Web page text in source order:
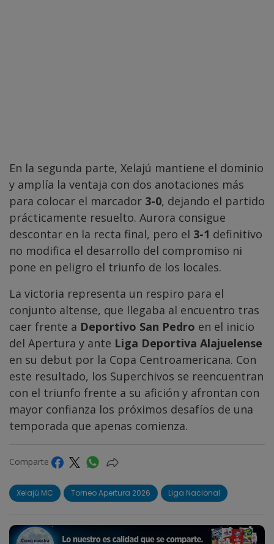
En la segunda parte, Xelajú mantiene el dominio
y amplía la ventaja con dos anotaciones más
para colocar el marcador 3-0, dejando el partido
prácticamente resuelto. Aurora consigue
descontar en la recta final, pero el 3-1 definitivo
no modifica el desarrollo del compromiso ni
pone en peligro el triunfo de los locales.
La victoria representa un respiro para el
conjunto altense, que llegaba al encuentro tras
caer frente a Deportivo San Pedro en el inicio
del Apertura y ante Liga Deportiva Alajuelense
en su debut por la Copa Centroamericana. Con
este resultado, los Superchivos se reencuentran
con el triunfo frente a su afición y afrontan con
mayor confianza los próximos desafíos de una
temporada que apenas comienza.
Comparte
Xelajú MC Torneo Apertura 2026 Liga Nacional